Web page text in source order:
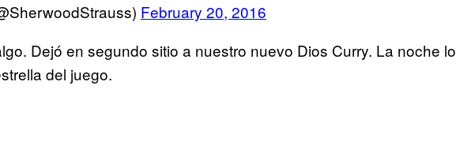
February 20, 2016
Dejó en segundo sitio a nuestro nuevo Dios Curry. La noche lo
del juego.